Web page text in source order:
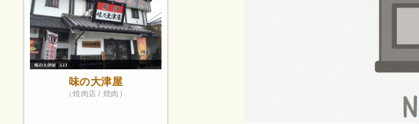
味の大津屋
（焼肉店 / 焼肉）